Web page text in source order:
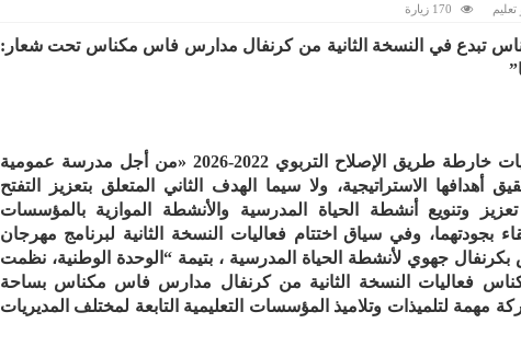
تعليم 170 زيارة
تبدع في النسخة الثانية من كرنفال مدارس فاس مكناس تحت شعار:
في إطار أجرأة مقتضيات خارطة طريق الإصلاح التربوي 2022-2026 «من أجل مدرسة عمومية
أهدافها الاستراتيجية، ولا سيما الهدف الثاني المتعلق بتعزيز التفتح
وتنويع أنشطة الحياة المدرسية والأنشطة الموازية بالمؤسسات
بجودتهما، وفي سياق اختتام فعاليات النسخة الثانية لبرنامج مهرجان
جهوي لأنشطة الحياة المدرسية ، بتيمة “الوحدة الوطنية، نظمت
فعاليات النسخة الثانية من كرنفال مدارس فاس مكناس بساحة
مهمة لتلميذات وتلاميذ المؤسسات التعليمية التابعة لمختلف المديريات